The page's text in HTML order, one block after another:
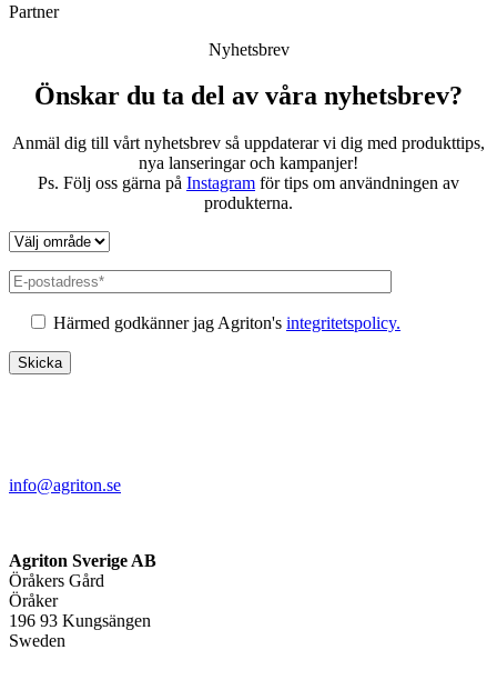
Partner
Nyhetsbrev
Önskar du ta del av våra nyhetsbrev?
Anmäl dig till vårt nyhetsbrev så uppdaterar vi dig med produkttips,
nya lanseringar och kampanjer!
Ps. Följ oss gärna på Instagram för tips om användningen av
produkterna.
Härmed godkänner jag Agriton's integritetspolicy.
info@agriton.se
Agriton Sverige AB
Öråkers Gård
Öråker
196 93 Kungsängen
Sweden